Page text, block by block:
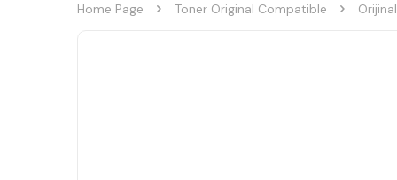
Home Page Toner Original Compatible